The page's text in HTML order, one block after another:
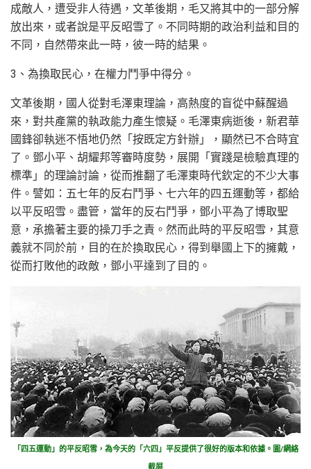
成敵人，遭受非人待遇，文革後期，毛又將其中的一部分解
放出來，或者說是平反昭雪了。不同時期的政治利益和目的
不同，自然帶來此一時，彼一時的結果。
3、為換取民心，在權力鬥爭中得分。
文革後期，國人從對毛澤東理論，高熱度的盲從中蘇醒過
來，對共產黨的執政能力產生懷疑。毛澤東病逝後，新君華
國鋒卻執迷不悟地仍然「按既定方針辦」，顯然已不合時宜
了。鄧小平、胡耀邦等審時度勢，展開「實踐是檢驗真理的
標準」的理論討論，從而推翻了毛澤東時代欽定的不少大事
件。譬如：五七年的反右鬥爭、七六年的四五運動等，都給
以平反昭雪。盡管，當年的反右鬥爭，鄧小平為了博取聖
意，承擔著主要的操刀手之責。然而此時的平反昭雪，其意
義就不同於前，目的在於換取民心，得到舉國上下的擁戴，
從而打敗他的政敵，鄧小平達到了目的。
「四五運動」的平反昭雪，為今天的「六四」平反提供了很好的版本和依據。圖/網絡
截屏